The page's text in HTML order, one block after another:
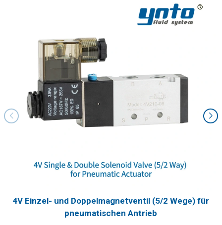
4V Einzel- und Doppelmagnetventil (5/2 Wege) für
pneumatischen Antrieb